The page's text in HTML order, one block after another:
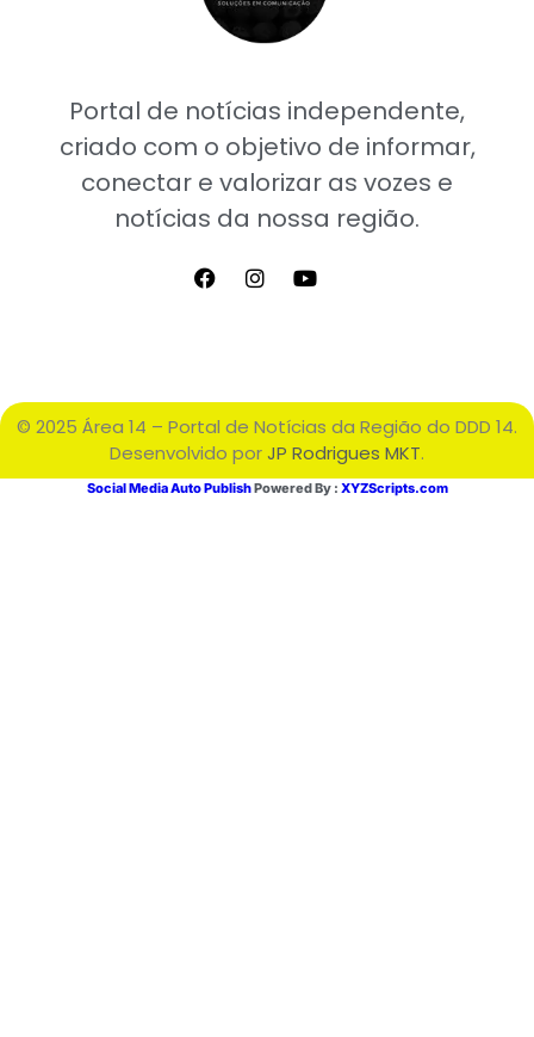
Portal de notícias independente,
criado com o objetivo de informar,
conectar e valorizar as vozes e
notícias da nossa região.
© 2025 Área 14 – Portal de Notícias da Região do DDD 14.
Desenvolvido porJP Rodrigues MKT.
Social Media Auto PublishPowered By : XYZScripts.com